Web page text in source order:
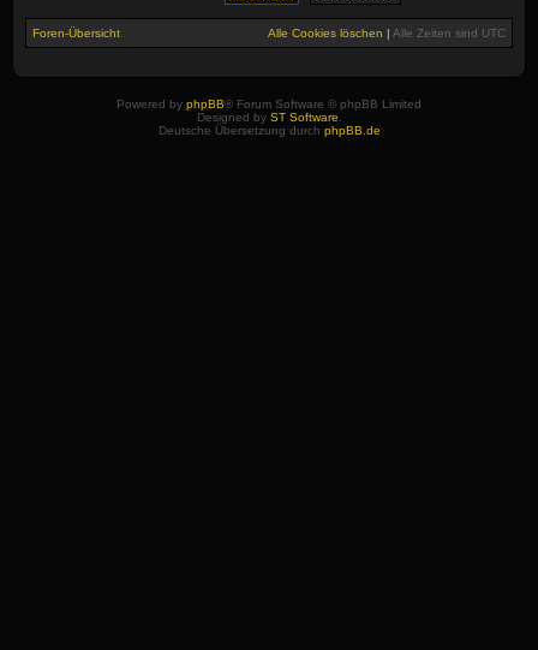
Foren-Übersicht Alle Cookies löschen | Alle Zeiten sind UTC
Powered by phpBB® Forum Software © phpBB Limited
Designed by ST Software
Deutsche Übersetzung durch phpBB.de